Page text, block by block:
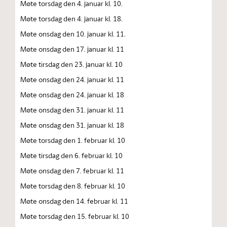
Møte torsdag den 4. januar kl. 10.
Møte torsdag den 4. januar kl. 18.
Møte onsdag den 10. januar kl. 11.
Møte onsdag den 17. januar kl. 11
Møte tirsdag den 23. januar kl. 10
Møte onsdag den 24. januar kl. 11
Møte onsdag den 24. januar kl. 18
Møte onsdag den 31. januar kl. 11
Møte onsdag den 31. januar kl. 18
Møte torsdag den 1. februar kl. 10
Møte tirsdag den 6. februar kl. 10
Møte onsdag den 7. februar kl. 11
Møte torsdag den 8. februar kl. 10
Møte onsdag den 14. februar kl. 11
Møte torsdag den 15. februar kl. 10